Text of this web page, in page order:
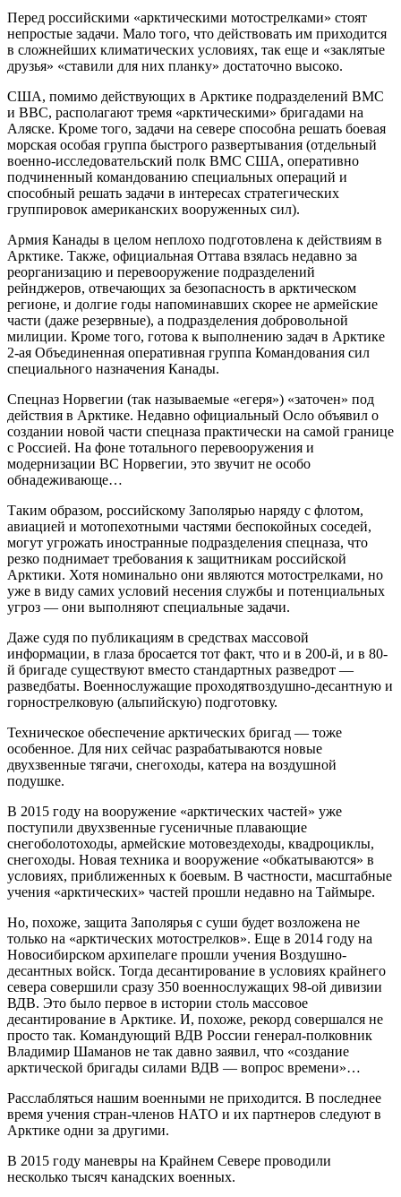
Перед российскими «арктическими мотострелками» стоят
непростые задачи. Мало того, что действовать им приходится
в сложнейших климатических условиях, так еще и «заклятые
друзья» «ставили для них планку» достаточно высоко.
США, помимо действующих в Арктике подразделений ВМС
и ВВС, располагают тремя «арктическими» бригадами на
Аляске. Кроме того, задачи на севере способна решать боевая
морская особая группа быстрого развертывания (отдельный
военно-исследовательский полк ВМС США, оперативно
подчиненный командованию специальных операций и
способный решать задачи в интересах стратегических
группировок американских вооруженных сил).
Армия Канады в целом неплохо подготовлена к действиям в
Арктике. Также, официальная Оттава взялась недавно за
реорганизацию и перевооружение подразделений
рейнджеров, отвечающих за безопасность в арктическом
регионе, и долгие годы напоминавших скорее не армейские
части (даже резервные), а подразделения добровольной
милиции. Кроме того, готова к выполнению задач в Арктике
2-ая Объединенная оперативная группа Командования сил
специального назначения Канады.
Спецназ Норвегии (так называемые «егеря») «заточен» под
действия в Арктике. Недавно официальный Осло объявил о
создании новой части спецназа практически на самой границе
с Россией. На фоне тотального перевооружения и
модернизации ВС Норвегии, это звучит не особо
обнадеживающе…
Таким образом, российскому Заполярью наряду с флотом,
авиацией и мотопехотными частями беспокойных соседей,
могут угрожать иностранные подразделения спецназа, что
резко поднимает требования к защитникам российской
Арктики. Хотя номинально они являются мотострелками, но
уже в виду самих условий несения службы и потенциальных
угроз — они выполняют специальные задачи.
Даже судя по публикациям в средствах массовой
информации, в глаза бросается тот факт, что и в 200-й, и в 80-
й бригаде существуют вместо стандартных разведрот —
разведбаты. Военнослужащие проходятвоздушно-десантную и
горнострелковую (альпийскую) подготовку.
Техническое обеспечение арктических бригад — тоже
особенное. Для них сейчас разрабатываются новые
двухзвенные тягачи, снегоходы, катера на воздушной
подушке.
В 2015 году на вооружение «арктических частей» уже
поступили двухзвенные гусеничные плавающие
снегоболотоходы, армейские мотовездеходы, квадроциклы,
снегоходы. Новая техника и вооружение «обкатываются» в
условиях, приближенных к боевым. В частности, масштабные
учения «арктических» частей прошли недавно на Таймыре.
Но, похоже, защита Заполярья с суши будет возложена не
только на «арктических мотострелков». Еще в 2014 году на
Новосибирском архипелаге прошли учения Воздушно-
десантных войск. Тогда десантирование в условиях крайнего
севера совершили сразу 350 военнослужащих 98-ой дивизии
ВДВ. Это было первое в истории столь массовое
десантирование в Арктике. И, похоже, рекорд совершался не
просто так. Командующий ВДВ России генерал-полковник
Владимир Шаманов не так давно заявил, что «создание
арктической бригады силами ВДВ — вопрос времени»…
Расслабляться нашим военными не приходится. В последнее
время учения стран-членов НАТО и их партнеров следуют в
Арктике одни за другими.
В 2015 году маневры на Крайнем Севере проводили
несколько тысяч канадских военных.